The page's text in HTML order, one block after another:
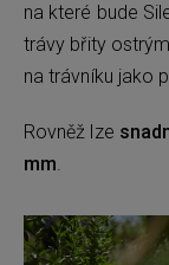
na které bude
trávy břity
na trávníku jako
Rovněž lze
mm.